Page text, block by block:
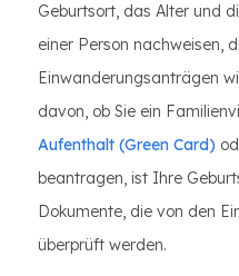
Geburtsort, das Alter und
einer Person nachweisen,
Einwanderungsanträgen
davon, ob Sie ein
Aufenthalt (Green Card)
beantragen, ist Ihre
Dokumente, die von den
überprüft werden.